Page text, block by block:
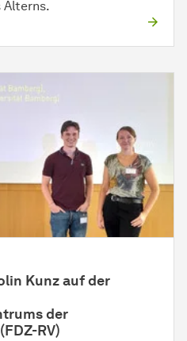
Alterns.
Kunz auf der
der
RV)